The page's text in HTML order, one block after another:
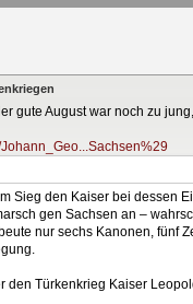
gute August war noch zu
Sieg den Kaiser bei dessen
gen Sachsen an –
nur sechs Kanonen, fünf
den Türkenkrieg Kaiser